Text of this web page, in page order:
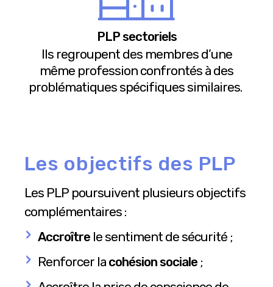
PLP sectoriels
Ils regroupent des membres d’une
même profession confrontés à des
problématiques spécifiques similaires.
Les objectifs des PLP
Les PLP poursuivent plusieurs objectifs
complémentaires :
Accroître le sentiment de sécurité ;
Renforcer la cohésion sociale ;